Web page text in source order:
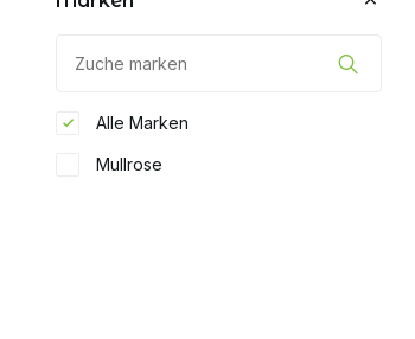
Alle Marken
Mullrose